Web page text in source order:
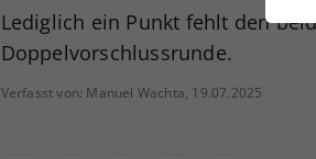
Lediglich ein Punkt fehlt den
Doppelvorschlussrunde.
Verfasst von: Manuel Wachta, 19.07.2025